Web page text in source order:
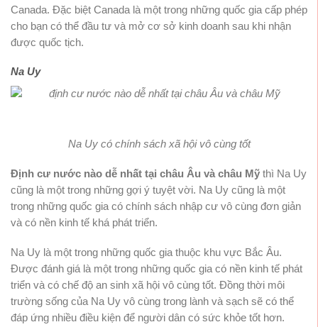
Canada. Đặc biệt Canada là một trong những quốc gia cấp phép
cho bạn có thể đầu tư và mở cơ sở kinh doanh sau khi nhận
được quốc tịch.
Na Uy
Na Uy có chính sách xã hội vô cùng tốt
Định cư nước nào dễ nhất tại châu Âu và châu Mỹ thì Na Uy
cũng là một trong những gợi ý tuyệt vời. Na Uy cũng là một
trong những quốc gia có chính sách nhập cư vô cùng đơn giản
và có nền kinh tế khá phát triển.
Na Uy là một trong những quốc gia thuộc khu vực Bắc Âu.
Được đánh giá là một trong những quốc gia có nền kinh tế phát
triển và có chế độ an sinh xã hội vô cùng tốt. Đồng thời môi
trường sống của Na Uy vô cùng trong lành và sạch sẽ có thể
đáp ứng nhiều điều kiện để người dân có sức khỏe tốt hơn.